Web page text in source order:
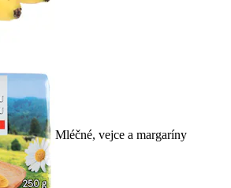
Mléčné, vejce a margaríny